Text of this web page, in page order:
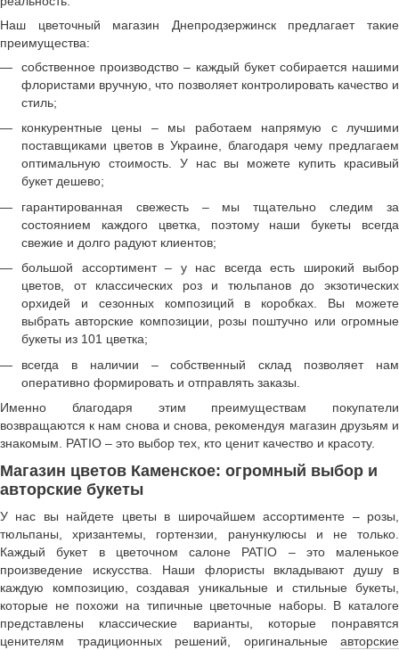
Наш цветочный магазин Днепродзержинск предлагает такие
преимущества:
собственное производство – каждый букет собирается нашими
флористами вручную, что позволяет контролировать качество и
стиль;
конкурентные цены – мы работаем напрямую с лучшими
поставщиками цветов в Украине, благодаря чему предлагаем
оптимальную стоимость. У нас вы можете купить красивый
букет дешево;
гарантированная свежесть – мы тщательно следим за
состоянием каждого цветка, поэтому наши букеты всегда
свежие и долго радуют клиентов;
большой ассортимент – у нас всегда есть широкий выбор
цветов, от классических роз и тюльпанов до экзотических
орхидей и сезонных композиций в коробках. Вы можете
выбрать авторские композиции, розы поштучно или огромные
букеты из 101 цветка;
всегда в наличии – собственный склад позволяет нам
оперативно формировать и отправлять заказы.
Именно благодаря этим преимуществам покупатели
возвращаются к нам снова и снова, рекомендуя магазин друзьям и
знакомым. PATIO – это выбор тех, кто ценит качество и красоту.
Магазин цветов Каменское: огромный выбор и
авторские букеты
У нас вы найдете цветы в широчайшем ассортименте – розы,
тюльпаны, хризантемы, гортензии, ранункулюсы и не только.
Каждый букет в цветочном салоне PATIO – это маленькое
произведение искусства. Наши флористы вкладывают душу в
каждую композицию, создавая уникальные и стильные букеты,
которые не похожи на типичные цветочные наборы. В каталоге
представлены классические варианты, которые понравятся
ценителям традиционных решений, оригинальные авторские